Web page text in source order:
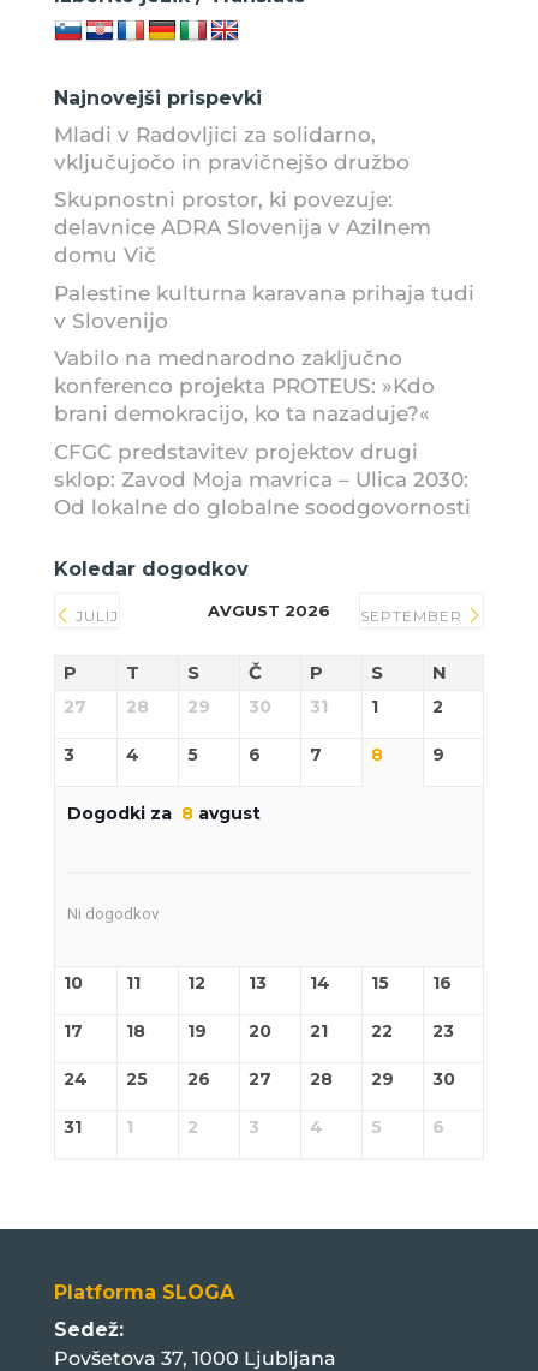
Najnovejši prispevki
Mladi v Radovljici za solidarno,
vključujočo in pravičnejšo družbo
Skupnostni prostor, ki povezuje:
delavnice ADRA Slovenija v Azilnem
domu Vič
Palestine kulturna karavana prihaja tudi
v Slovenijo
Vabilo na mednarodno zaključno
konferenco projekta PROTEUS: »Kdo
brani demokracijo, ko ta nazaduje?«
CFGC predstavitev projektov drugi
sklop: Zavod Moja mavrica – Ulica 2030:
Od lokalne do globalne soodgovornosti
Koledar dogodkov
JULIJ AVGUST 2026 SEPTEMBER
P T S Č P S N
27 28 29 30 31 1 2
3 4 5 6 7 8 9
Dogodki za 8avgust
Ni dogodkov
10 11 12 13 14 15 16
17 18 19 20 21 22 23
24 25 26 27 28 29 30
31 1 2 3 4 5 6
Platforma SLOGA
Sedež:
Povšetova 37, 1000 Ljubljana